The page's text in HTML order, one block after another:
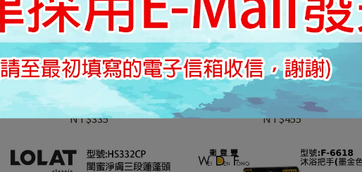
LOLAT 羅力 HS 133 CP 蓮蓬頭 單段
式蓮蓬頭 淋浴 沐浴把手 低水壓用蓮
蓬頭 出水量大 鉻色
NT$335
LOLAT 羅力 HS 330 CP 三段式按摩蓮
蓬頭 低水壓專用蓮蓬頭 出水量大 鉻
蓮蓬頭把手 淋浴 沐浴把手
NT$455